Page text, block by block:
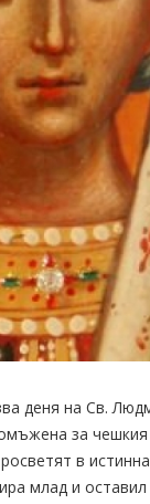
деня на Св.
за
в
млад и